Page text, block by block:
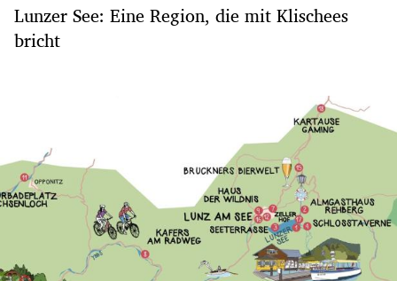
Lunzer See: Eine Region, die mit Klischees
bricht